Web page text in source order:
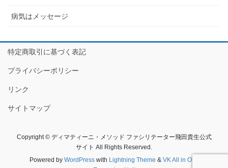
病気はメッセージ
特定商取引に基づく表記
プライバシーポリシー
リンク
サイトマップ
Copyright © ディマティーニ・メソッド ファシリテーター飛田貴生公式
サイト All Rights Reserved.
Powered by WordPresswith Lightning Theme & VK All in One